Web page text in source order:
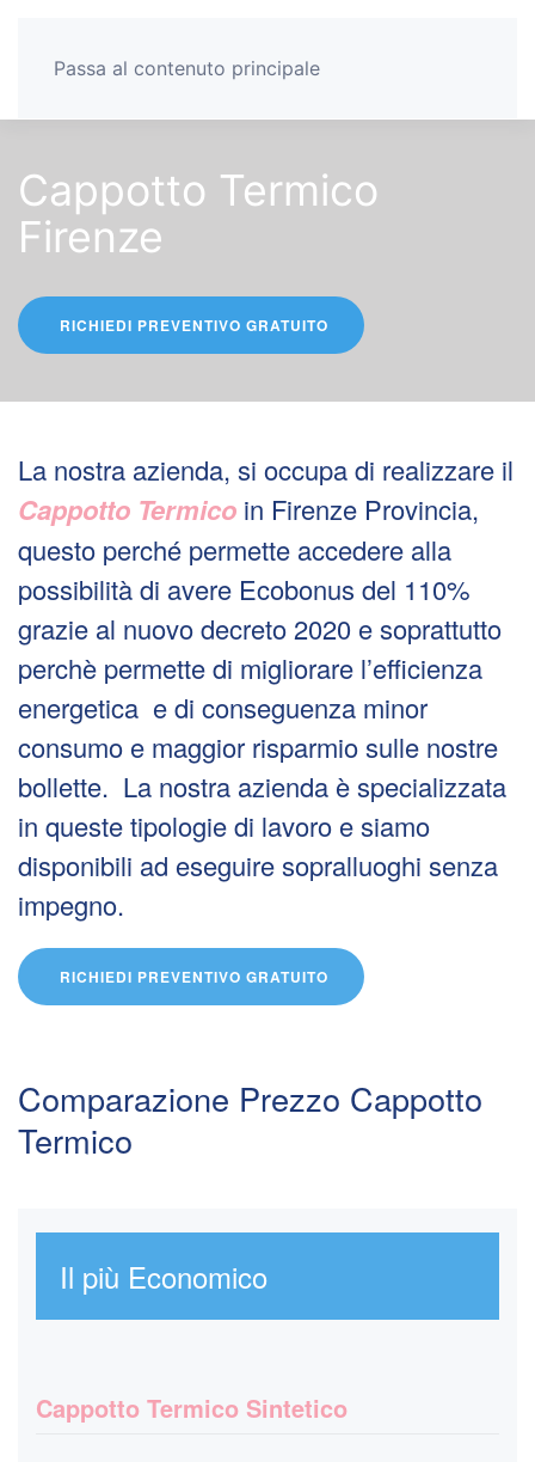
Passa al contenuto principale
Cappotto Termico
Firenze
RICHIEDI PREVENTIVO GRATUITO
La nostra azienda, si occupa di realizzare il
Cappotto Termico in Firenze Provincia,
questo perché permette accedere alla
possibilità di avere Ecobonus del 110%
grazie al nuovo decreto 2020 e soprattutto
perchè permette di migliorare l’efficienza
energetica e di conseguenza minor
consumo e maggior risparmio sulle nostre
bollette. La nostra azienda è specializzata
in queste tipologie di lavoro e siamo
disponibili ad eseguire sopralluoghi senza
impegno.
RICHIEDI PREVENTIVO GRATUITO
Comparazione Prezzo Cappotto
Termico
Il più Economico
Cappotto Termico Sintetico